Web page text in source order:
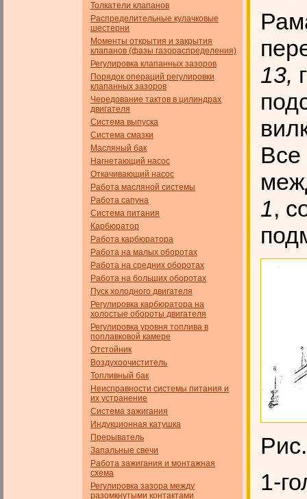
Толкатели клапанов
Распределительные кулачковые
шестерни
Моменты открытия и закрытия
клапанов (фазы газораспределения)
Регулировка клапанных зазоров
Порядок операций регулировки
клапанных зазоров
Чередование тактов в цилиндрах
двигателя
Система выпуска
Система смазки
Масляный бак
Нагнетающий насос
Откачивающий насос
Работа масляной системы
Работа сапуна
Система питания
Карбюратор
Работа карбюратора
Работа на малых оборотах
Работа на средних оборотах
Работа на больших оборотах
Пуск холодного двигателя
Регулировка карбюратора на
холостые обороты двигателя
Регулировка уровня топлива в
поплавковой камере
Отстойник
Воздухоочиститель
Топливный бак
Неисправности системы питания и
их устранение
Система зажигания
Индукционная катушка
Прерыватель
Запальные свечи
Работа зажигания и монтажная
схема
Регулировка зазора между
разомкнутыми контактами
13,
Все
1,
1-